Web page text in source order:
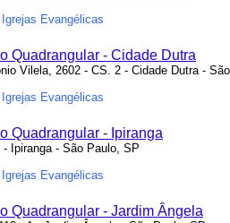
Igrejas Evangélicas
Quadrangular - Cidade Dutra
Vilela, 2602 - CS. 2 - Cidade Dutra -
Igrejas Evangélicas
Quadrangular - Ipiranga
Ipiranga - São Paulo, SP
Igrejas Evangélicas
Quadrangular - Jardim Ângela